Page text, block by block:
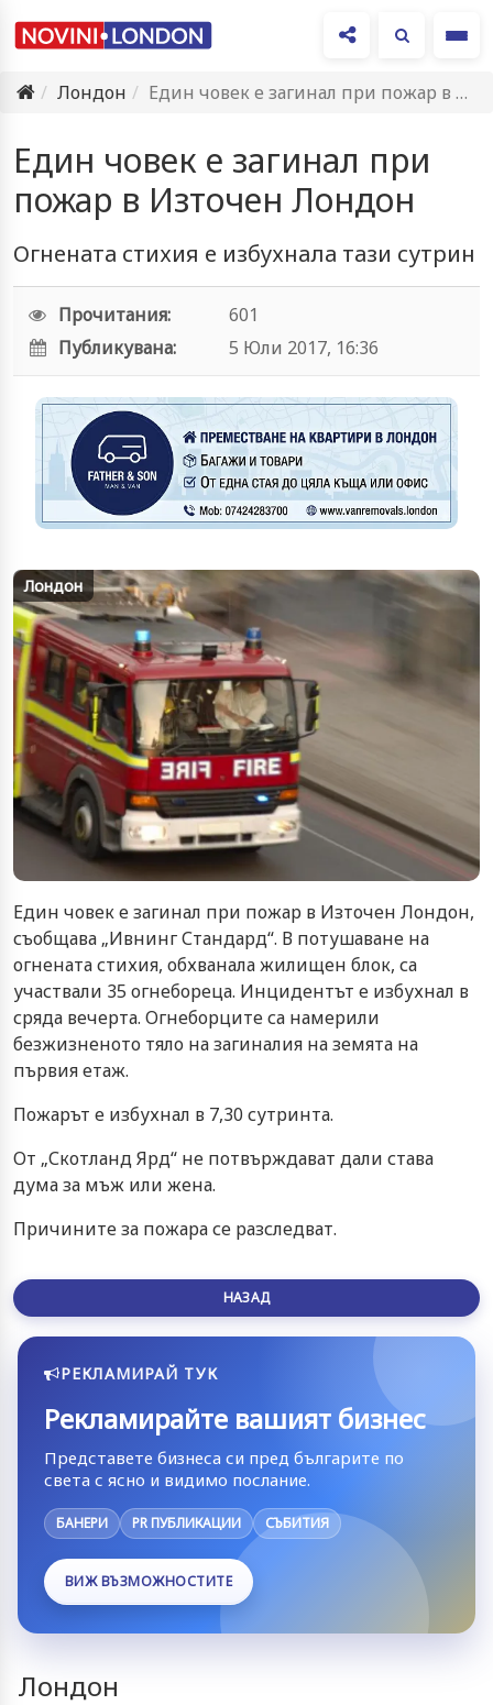
Лондон
Един човек е загинал при пожар в Източен Лондон
Един човек е загинал при
пожар в Източен Лондон
Огнената стихия е избухнала тази сутрин
Прочитания:
601
Публикувана:
5 Юли 2017, 16:36
Лондон
Един човек е загинал при пожар в Източен Лондон,
съобщава „Ивнинг Стандард“. В потушаване на
огнената стихия, обхванала жилищен блок, са
участвали 35 огнебореца. Инцидентът е избухнал в
сряда вечерта. Огнеборците са намерили
безжизненото тяло на загиналия на земята на
първия етаж.
Пожарът е избухнал в 7,30 сутринта.
От „Скотланд Ярд“ не потвърждават дали става
дума за мъж или жена.
Причините за пожара се разследват.
НАЗАД
РЕКЛАМИРАЙ ТУК
Рекламирайте вашият бизнес
Представете бизнеса си пред българите по
света с ясно и видимо послание.
БАНЕРИ PR ПУБЛИКАЦИИ СЪБИТИЯ
ВИЖ ВЪЗМОЖНОСТИТЕ
Лондон